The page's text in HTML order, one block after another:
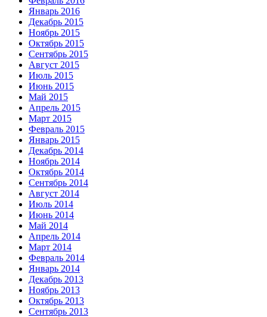
Январь 2016
Декабрь 2015
Ноябрь 2015
Октябрь 2015
Сентябрь 2015
Август 2015
Июль 2015
Июнь 2015
Май 2015
Апрель 2015
Март 2015
Февраль 2015
Январь 2015
Декабрь 2014
Ноябрь 2014
Октябрь 2014
Сентябрь 2014
Август 2014
Июль 2014
Июнь 2014
Май 2014
Апрель 2014
Март 2014
Февраль 2014
Январь 2014
Декабрь 2013
Ноябрь 2013
Октябрь 2013
Сентябрь 2013